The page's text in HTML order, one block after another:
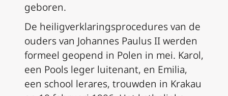
geboren.
De heiligverklaringsprocedures van de
ouders van Johannes Paulus II werden
formeel geopend in Polen in mei. Karol,
een Pools leger luitenant, en Emilia,
een school lerares, trouwden in Krakau